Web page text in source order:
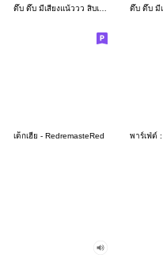
ดึ๊บ ดึ๊บ มี
เด็กเฮีย - RedremasteRed พาร์เฟ่ต์